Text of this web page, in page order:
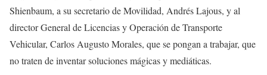
Shienbaum, a su secretario de Movilidad, Andrés Lajous, y al
director General de Licencias y Operación de Transporte
Vehicular, Carlos Augusto Morales, que se pongan a trabajar, que
no traten de inventar soluciones mágicas y mediáticas.